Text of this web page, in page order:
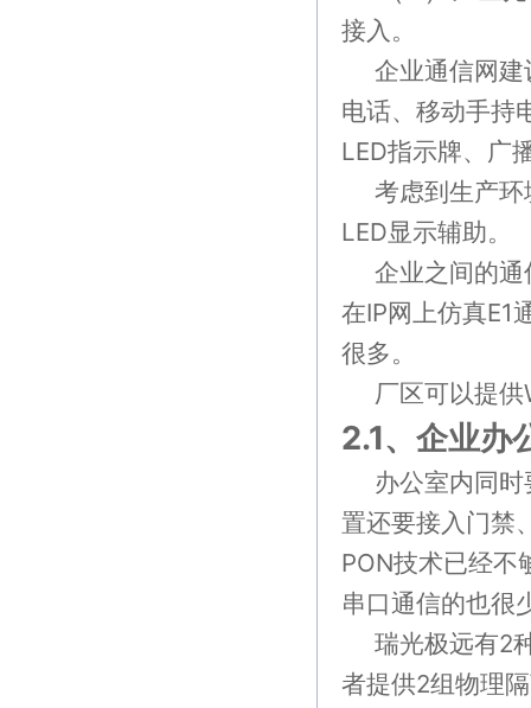
接入。
企业通信网
电话、移动手持
LED指示牌、广
考虑到生产
LED显示辅助。
企业之间的
在IP网上仿真E1
很多。
厂区可以提供
2.1、 企业办
办公室内同
置还要接入门禁
PON技术已经不
串口通信的也很
瑞光极远有2
者提供2组物理